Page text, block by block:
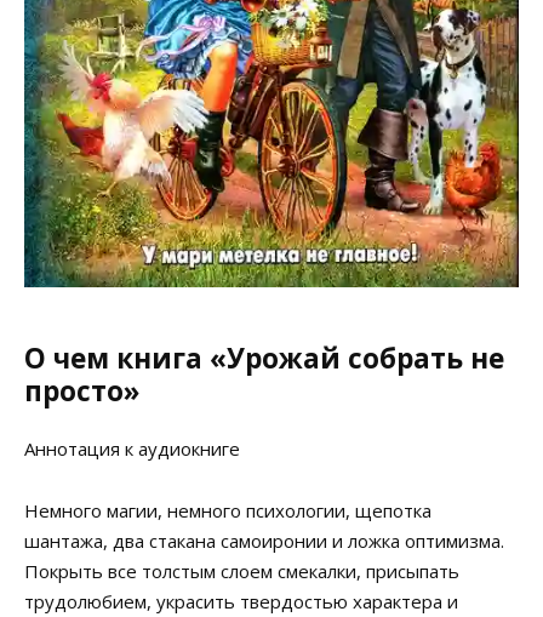
О чем книга «Урожай собрать не
просто»
Аннотация к аудиокниге
Немного магии, немного психологии, щепотка
шантажа, два стакана самоиронии и ложка оптимизма.
Покрыть все толстым слоем смекалки, присыпать
трудолюбием, украсить твердостью характера и